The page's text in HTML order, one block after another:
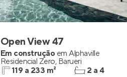
Open View 47
Em construção em Alphaville
Residencial Zero, Barueri
119 a 233 m²
2 a 4